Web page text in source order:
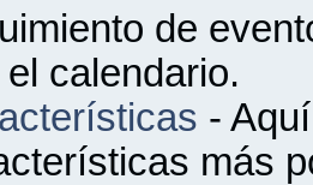
de
calendario.
-
más